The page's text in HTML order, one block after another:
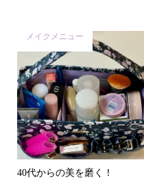
メイクメニュー
40代からの美を磨く！